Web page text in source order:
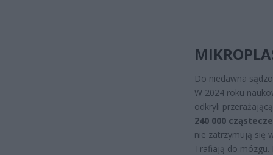
Do niedawna
W 2024 roku
odkryli
240 000
nie zatrzymują się
Trafiają do mózgu.